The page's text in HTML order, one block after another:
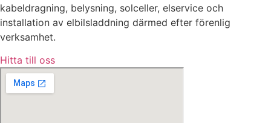
kabeldragning, belysning, solceller, elservice och
installation av elbilsladdning därmed efter förenlig
verksamhet.
Hitta till oss